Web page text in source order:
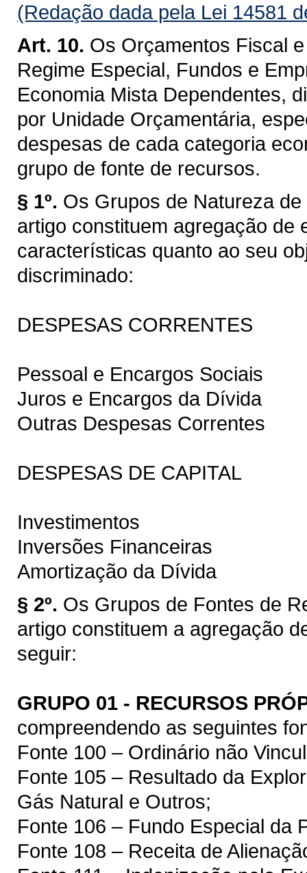
(Redação dada pela Lei 14581
Art. 10. Os Orçamentos Fiscal
Regime Especial, Fundos e
Economia Mista Dependentes,
por Unidade Orçamentária,
despesas de cada categoria
grupo de fonte de recursos.
§ 1º. Os Grupos de Natureza
artigo constituem agregação de
características quanto ao seu
discriminado:
DESPESAS CORRENTES
Pessoal e Encargos Sociais
Juros e Encargos da Dívida
Outras Despesas Correntes
DESPESAS DE CAPITAL
Investimentos
Inversões Financeiras
Amortização da Dívida
§ 2º. Os Grupos de Fontes de
artigo constituem a agregação
seguir:
GRUPO 01 - RECURSOS
compreendendo as seguintes
Fonte 100 – Ordinário não
Fonte 105 – Resultado da
Gás Natural e Outros;
Fonte 106 – Fundo Especial da
Fonte 108 – Receita de